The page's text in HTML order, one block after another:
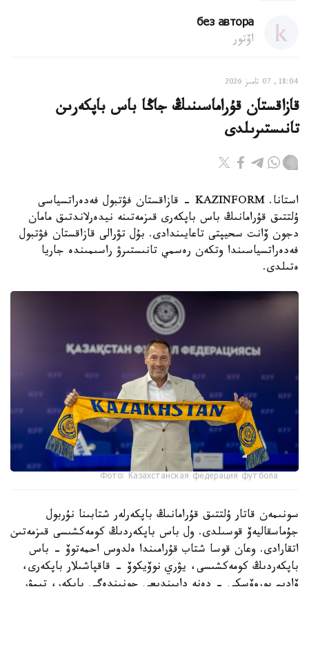
без автора
اۆتور
18:04, 07 تامىز 2026
قازاقستان قۇراماسىنىڭ جاڭا باس باپكەرىن
تانىستىرىلدى
استانا. KAZINFORM - قازاقستان فۋتبول فەدەراتسياسى
ۇلتتىق قۇرامانىڭ باس باپكەرى قىزمەتىنە نيدەرلاندتىق مامان
دجون ۆانت سحيپتى تاعايىندادى. بۇل تۋرالى قازاقستان فۋتبول
فەدەراتسياسىندا وتكەن رەسمي تانىستىرۋ راسىمىندە جاريا
ەتىلدى.
Фото: Казахстанская федерация футбола
سونىمەن قاتار ۇلتتىق قۇرامانىڭ باپكەرلەر شتابىنا نۇربول
جۇماسقاليەۆ قوسىلدى. ول باس باپكەردىڭ كومەكشىسى قىزمەتىن
اتقارادى. وعان قوسا شتاب قۇرامىندا ەلدوس احمەتوۆ - باس
باپكەردىڭ كومەكشىسى، يۋري نوۆيكوۆ - قاقپاشىلار باپكەرى،
ۆاديم بوروۆسكي - دەنە دايىندىعى جونىندەگى باپكەر، تيمۋر